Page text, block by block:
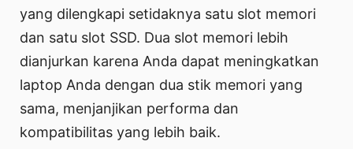
yang dilengkapi setidaknya satu slot memori
dan satu slot SSD. Dua slot memori lebih
dianjurkan karena Anda dapat meningkatkan
laptop Anda dengan dua stik memori yang
sama, menjanjikan performa dan
kompatibilitas yang lebih baik.